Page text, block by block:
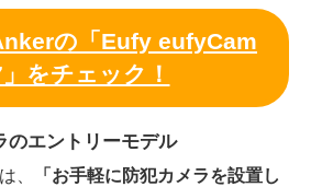
の「Eufy eufyCam
をチェック！
のエントリーモデル
、
「お手軽に防犯カメラを設置し